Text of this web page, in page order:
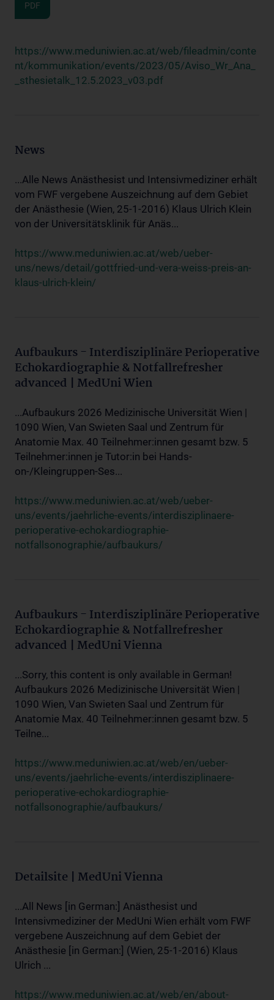
PDF
https://www.meduniwien.ac.at/web/fileadmin/conte
nt/kommunikation/events/2023/05/Aviso_Wr_Ana_
_sthesietalk_12.5.2023_v03.pdf
News
...Alle News Anästhesist und Intensivmediziner erhält
vom FWF vergebene Auszeichnung auf dem Gebiet
der Anästhesie (Wien, 25-1-2016) Klaus Ulrich Klein
von der Universitätsklinik für Anäs...
https://www.meduniwien.ac.at/web/ueber-
uns/news/detail/gottfried-und-vera-weiss-preis-an-
klaus-ulrich-klein/
Aufbaukurs - Interdisziplinäre Perioperative
Echokardiographie & Notfallrefresher
advanced | MedUni Wien
...Aufbaukurs 2026 Medizinische Universität Wien |
1090 Wien, Van Swieten Saal und Zentrum für
Anatomie Max. 40 Teilnehmer:innen gesamt bzw. 5
Teilnehmer:innen je Tutor:in bei Hands-
on-/Kleingruppen-Ses...
https://www.meduniwien.ac.at/web/ueber-
uns/events/jaehrliche-events/interdisziplinaere-
perioperative-echokardiographie-
notfallsonographie/aufbaukurs/
Aufbaukurs - Interdisziplinäre Perioperative
Echokardiographie & Notfallrefresher
advanced | MedUni Vienna
...Sorry, this content is only available in German!
Aufbaukurs 2026 Medizinische Universität Wien |
1090 Wien, Van Swieten Saal und Zentrum für
Anatomie Max. 40 Teilnehmer:innen gesamt bzw. 5
Teilne...
https://www.meduniwien.ac.at/web/en/ueber-
uns/events/jaehrliche-events/interdisziplinaere-
perioperative-echokardiographie-
notfallsonographie/aufbaukurs/
Detailsite | MedUni Vienna
...All News [in German:] Anästhesist und
Intensivmediziner der MedUni Wien erhält vom FWF
vergebene Auszeichnung auf dem Gebiet der
Anästhesie [in German:] (Wien, 25-1-2016) Klaus
Ulrich ...
https://www.meduniwien.ac.at/web/en/about-